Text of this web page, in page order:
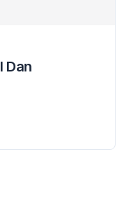
Dan